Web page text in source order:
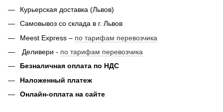
Курьерская доставка (Львов)
Самовывоз со склада в г. Львов
Meest Express – по тарифам перевозчика
Деливери - по тарифам перевозчика
Безналичная оплата по НДС
Наложенный платеж
Онлайн-оплата на сайте